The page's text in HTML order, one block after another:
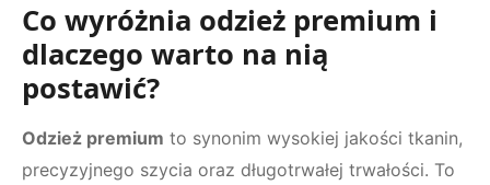
Co wyróżnia odzież premium i
dlaczego warto na nią
postawić?
Odzież premium to synonim wysokiej jakości tkanin,
precyzyjnego szycia oraz długotrwałej trwałości. To